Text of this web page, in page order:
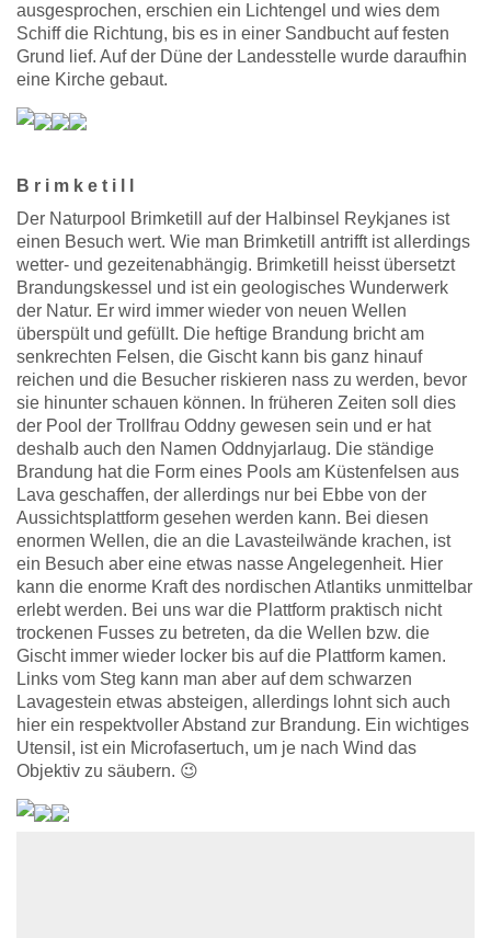
ausgesprochen, erschien ein Lichtengel und wies dem
Schiff die Richtung, bis es in einer Sandbucht auf festen
Grund lief. Auf der Düne der Landesstelle wurde daraufhin
eine Kirche gebaut.
B r i m k e t i l l
Der Naturpool Brimketill auf der Halbinsel Reykjanes ist
einen Besuch wert. Wie man Brimketill antrifft ist allerdings
wetter- und gezeitenabhängig. Brimketill heisst übersetzt
Brandungskessel und ist ein geologisches Wunderwerk
der Natur. Er wird immer wieder von neuen Wellen
überspült und gefüllt. Die heftige Brandung bricht am
senkrechten Felsen, die Gischt kann bis ganz hinauf
reichen und die Besucher riskieren nass zu werden, bevor
sie hinunter schauen können. In früheren Zeiten soll dies
der Pool der Trollfrau Oddny gewesen sein und er hat
deshalb auch den Namen Oddnyjarlaug. Die ständige
Brandung hat die Form eines Pools am Küstenfelsen aus
Lava geschaffen, der allerdings nur bei Ebbe von der
Aussichtsplattform gesehen werden kann. Bei diesen
enormen Wellen, die an die Lavasteilwände krachen, ist
ein Besuch aber eine etwas nasse Angelegenheit. Hier
kann die enorme Kraft des nordischen Atlantiks unmittelbar
erlebt werden. Bei uns war die Plattform praktisch nicht
trockenen Fusses zu betreten, da die Wellen bzw. die
Gischt immer wieder locker bis auf die Plattform kamen.
Links vom Steg kann man aber auf dem schwarzen
Lavagestein etwas absteigen, allerdings lohnt sich auch
hier ein respektvoller Abstand zur Brandung. Ein wichtiges
Utensil, ist ein Microfasertuch, um je nach Wind das
Objektiv zu säubern. 😉